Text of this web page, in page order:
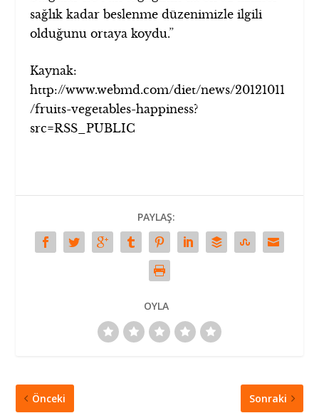
sağlık kadar beslenme düzenimizle ilgili
olduğunu ortaya koydu.”
Kaynak:
http://www.webmd.com/diet/news/20121011
/fruits-vegetables-happiness?
src=RSS_PUBLIC
PAYLAŞ:
OYLA
Önceki Sonraki